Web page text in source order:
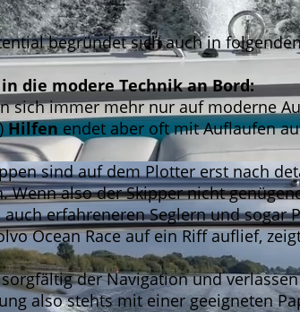
begründet sich auch in
die modere Technik an Bord:
sich immer mehr nur auf moderne
Hilfenendet aber oft mit Auflaufen
sind auf dem Plotter erst nach
Wenn also der Skipper nicht
erfahreneren Seglern und sogar
Ocean Race auf ein Riff auflief,
der Navigation und
also stehts mit einer geeigneten